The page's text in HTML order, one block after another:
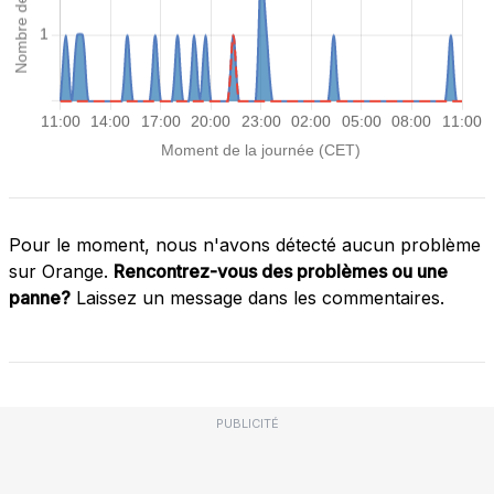
Pour le moment, nous n'avons détecté aucun problème
sur Orange. Rencontrez-vous des problèmes ou une
panne? Laissez un message dans les commentaires.
PUBLICITÉ